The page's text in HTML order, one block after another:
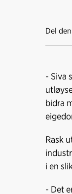
Del
- Siva
bidra
Rask
i en
- Det